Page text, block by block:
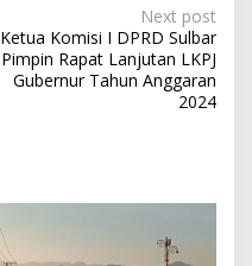
Next post
Ketua Komisi I DPRD Sulbar
Pimpin Rapat Lanjutan LKPJ
Gubernur Tahun Anggaran
2024